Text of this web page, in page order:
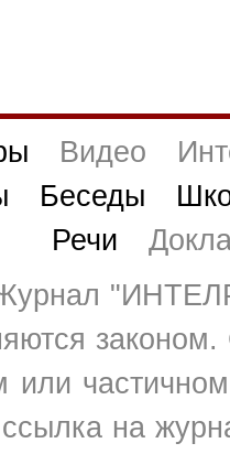
Видео
Беседы
Речи
ссылка на